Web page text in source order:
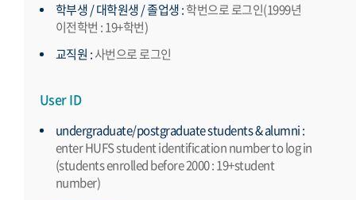
학부생 / 대학원생 / 졸업생 :학번으로 로그인(1999년
이전학번 : 19+학번)
교직원 :사번으로 로그인
User ID
undergraduate/postgraduate students & alumni :
enter HUFS student identification number to log in
(students enrolled before 2000 : 19+student
number)